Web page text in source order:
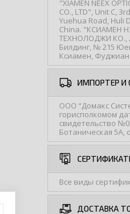
"XIAMEN NEEX
CO., LTD", Unit C,
Yuehua Road, Huli
China. "КСИАМЕН
ТЕХНОЛОДЖИ КО.,
Билдинг, № 215
Ксиамен,
ИМПОРТЕР И
ООО “Домакс
горисполкомом
свидетельство
Ботаническая 5А,
Все виды
ДОСТАВКА